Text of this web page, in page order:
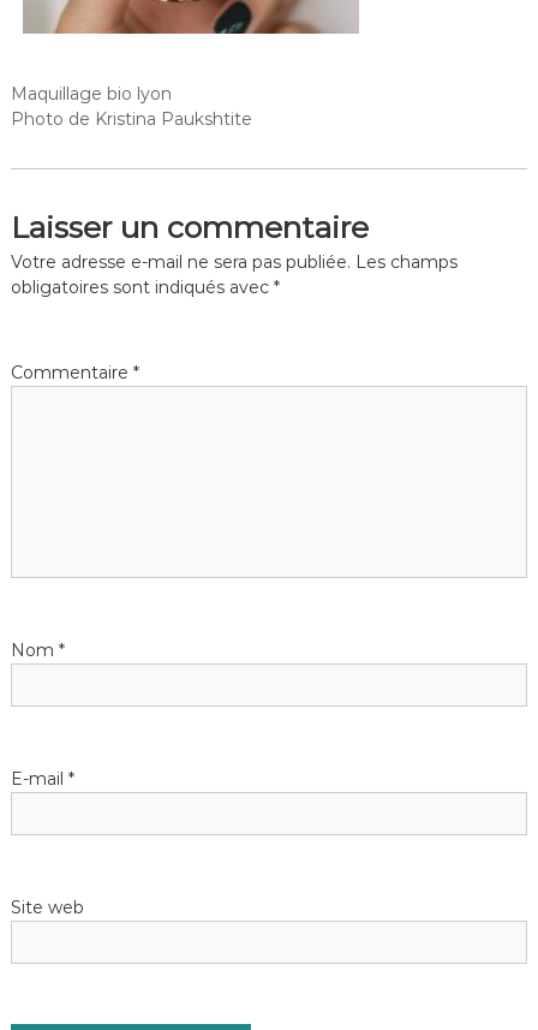
Maquillage bio lyon
Photo de Kristina Paukshtite
Laisser un commentaire
Votre adresse e-mail ne sera pas publiée. Les champs
obligatoires sont indiqués avec *
Commentaire *
Nom *
E-mail *
Site web